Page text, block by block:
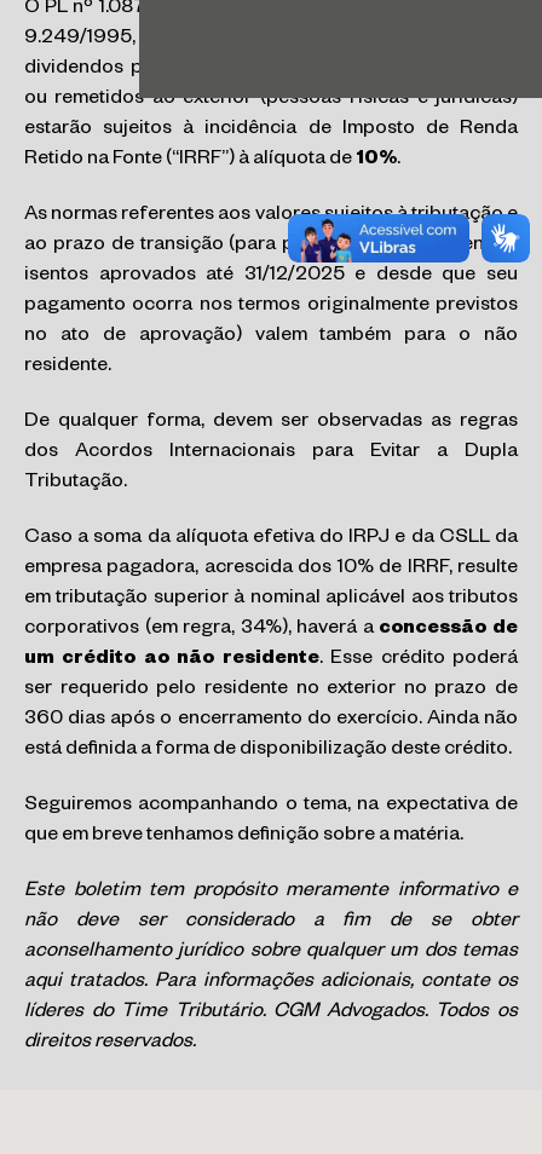
O PL nº 1.087/2025 também altera o artigo 10 da Lei nº
9.249/1995, estabelecendo que os lucros ou
dividendos pagos, creditados, entregues, empregados
ou remetidos ao exterior (pessoas físicas e jurídicas)
estarão sujeitos à incidência de Imposto de Renda
Retido na Fonte (“IRRF”) à alíquota de 10%.
As normas referentes aos valores sujeitos à tributação e
ao prazo de transição (para pagamento de dividendos
isentos aprovados até 31/12/2025 e desde que seu
pagamento ocorra nos termos originalmente previstos
no ato de aprovação) valem também para o não
residente.
De qualquer forma, devem ser observadas as regras
dos Acordos Internacionais para Evitar a Dupla
Tributação.
Caso a soma da alíquota efetiva do IRPJ e da CSLL da
empresa pagadora, acrescida dos 10% de IRRF, resulte
em tributação superior à nominal aplicável aos tributos
corporativos (em regra, 34%), haverá a concessão de
um crédito ao não residente. Esse crédito poderá
ser requerido pelo residente no exterior no prazo de
360 dias após o encerramento do exercício. Ainda não
está definida a forma de disponibilização deste crédito.
Seguiremos acompanhando o tema, na expectativa de
que em breve tenhamos definição sobre a matéria.
Este boletim tem propósito meramente informativo e
não deve ser considerado a fim de se obter
aconselhamento jurídico sobre qualquer um dos temas
aqui tratados. Para informações adicionais, contate os
líderes do Time Tributário. CGM Advogados. Todos os
direitos reservados.